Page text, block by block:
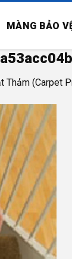
MÀNG BẢO
Thảm (Carpet